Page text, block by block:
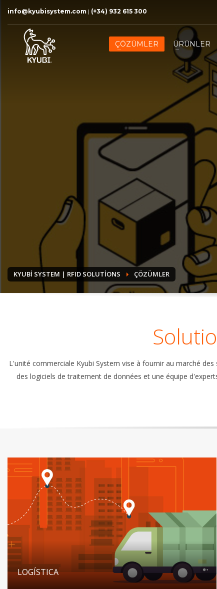
info@kyubisystem.com | (+34) 932 615 300
ÇÖZÜMLER ÜRÜNLER
KYUBI SYSTEM | RFID SOLUTIONS ÇÖZÜMLER
L'unité commerciale Kyubi System vise à fournir au marché
des logiciels de traitement de données et une équipe
LOGÍSTICA